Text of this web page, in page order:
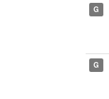
G
G